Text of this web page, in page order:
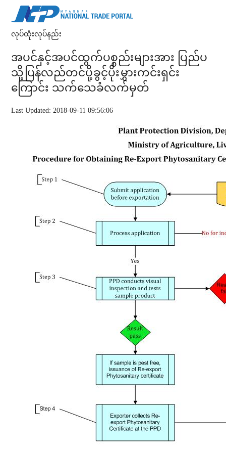
လုပ်ထုံးလုပ်နည်း
အပင်နှင့်အပင်ထွက်ပစ္စည်းများအား ပြည်ပ
သို့ပြန်လည်တင်ပို့ခွင့်ပိုးမွှားကင်းရှင်း
ကြောင်း သက်သေခံလက်မှတ်
Last Updated: 2018-09-11 09:56:06